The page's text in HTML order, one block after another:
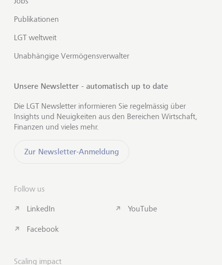
Publikationen
LGT weltweit
Unabhängige Vermögensverwalter
Unsere Newsletter - automatisch up to date
Die LGT Newsletter informieren Sie regelmässig über
Insights und Neuigkeiten aus den Bereichen Wirtschaft,
Finanzen und vieles mehr.
Zur Newsletter-Anmeldung
Follow us
LinkedIn
Facebook
YouTube
Scaling impact